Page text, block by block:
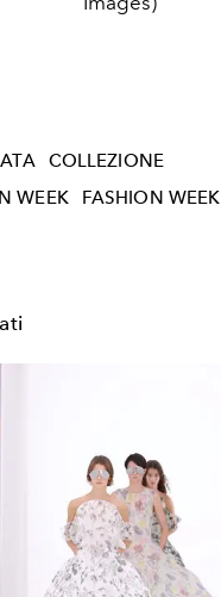
COLLEZIONE
WEEK
FASHION WEEK